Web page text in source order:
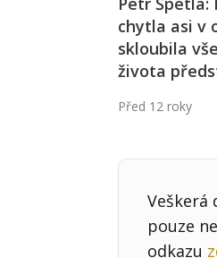
chytla asi v
skloubila
života
Před 12 roky
Veškerá
pouze
odkazu